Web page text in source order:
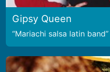
Gipsy Queen
Mariachi salsa latin band